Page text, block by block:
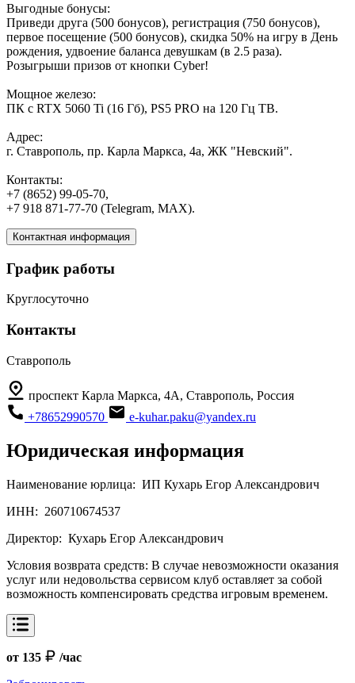
Выгодные бонусы:
Приведи друга (500 бонусов), регистрация (750 бонусов),
первое посещение (500 бонусов), скидка 50% на игру в День
рождения, удвоение баланса девушкам (в 2.5 раза).
Розыгрыши призов от кнопки Cyber!
Мощное железо:
ПК с RTX 5060 Ti (16 Гб), PS5 PRO на 120 Гц ТВ.
Адрес:
г. Ставрополь, пр. Карла Маркса, 4а, ЖК "Невский".
Контакты:
+7 (8652) 99-05-70,
+7 918 871-77-70 (Telegram, MAX).
Контактная информация
График работы
Круглосуточно
Контакты
Ставрополь
проспект Карла Маркса, 4А, Ставрополь, Россия
+78652990570
e-kuhar.paku@yandex.ru
Юридическая информация
Наименование юрлица: ИП Кухарь Егор Александрович
ИНН: 260710674537
Директор: Кухарь Егор Александрович
Условия возврата средств: В случае невозможности оказания
услуг или недовольства сервисом клуб оставляет за собой
возможность компенсировать средства игровым временем.
от 135
/час